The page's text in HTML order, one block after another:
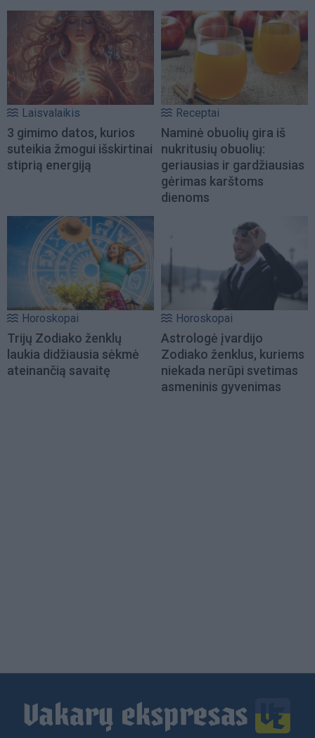
Laisvalaikis
3 gimimo datos, kurios
suteikia žmogui išskirtinai
stiprią energiją
Receptai
Naminė obuolių gira iš
nukritusių obuolių:
geriausias ir gardžiausias
gėrimas karštoms
dienoms
Horoskopai
Trijų Zodiako ženklų
laukia didžiausia sėkmė
ateinančią savaitę
Horoskopai
Astrologė įvardijo
Zodiako ženklus, kuriems
niekada nerūpi svetimas
asmeninis gyvenimas